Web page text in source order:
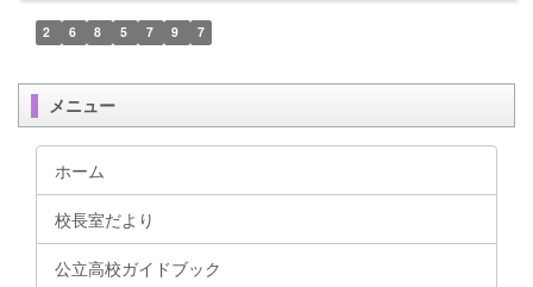
2 6 8 5 7 9 7
メニュー
ホーム
校長室だより
公立高校ガイドブック